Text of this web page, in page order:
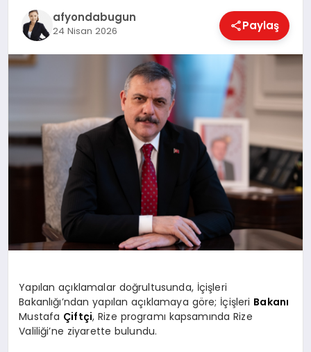
SAĞLIK
SIYASET
YAŞAM
afyondabugun
24 Nisan 2026 Paylaş
Yapılan açıklamalar doğrultusunda, İçişleri
Bakanlığı’ndan yapılan açıklamaya göre; İçişleri Bakanı
Mustafa Çiftçi, Rize programı kapsamında Rize
Valiliği’ne ziyarette bulundu.